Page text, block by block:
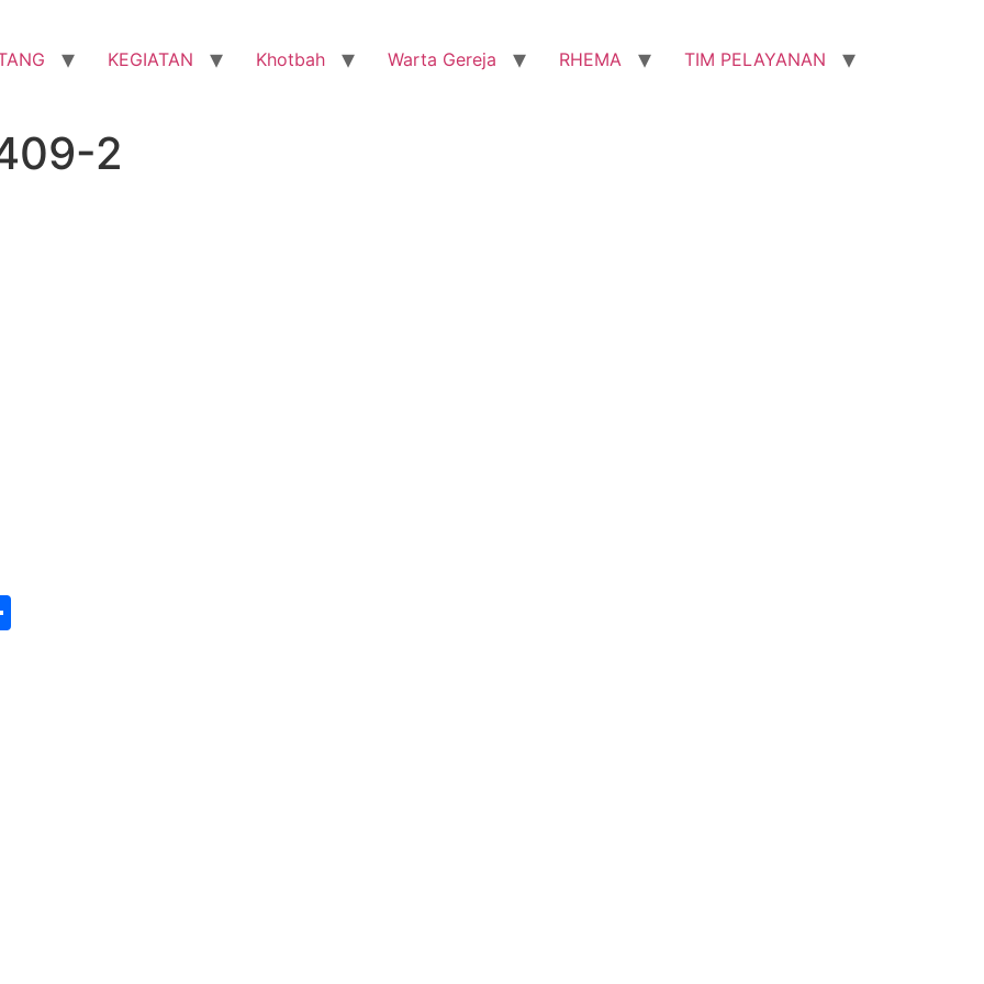
KEGIATAN Khotbah Warta Gereja RHEMA TIM PELAYANAN
2